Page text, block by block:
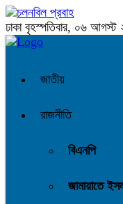
ঢাকা বৃহস্পতিবার, ০৬ আগস্ট
জাতীয়
রাজনীতি
বিএনপি
জামায়াতে